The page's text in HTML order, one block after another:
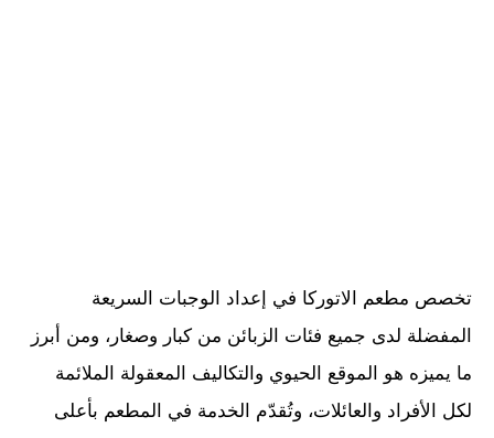
تخصص مطعم الاتوركا في إعداد الوجبات السريعة
المفضلة لدى جميع فئات الزبائن من كبار وصغار، ومن أبرز
ما يميزه هو الموقع الحيوي والتكاليف المعقولة الملائمة
لكل الأفراد والعائلات، وتُقدّم الخدمة في المطعم بأعلى